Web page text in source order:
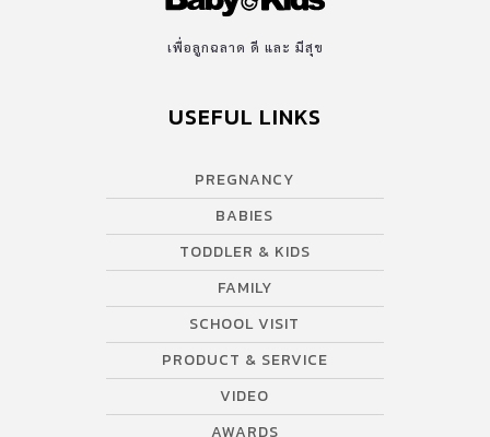
เพื่อลูกฉลาด ดี และ มีสุข
USEFUL LINKS
PREGNANCY
BABIES
TODDLER & KIDS
FAMILY
SCHOOL VISIT
PRODUCT & SERVICE
VIDEO
AWARDS